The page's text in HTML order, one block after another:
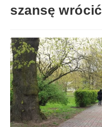
szansę wrócić